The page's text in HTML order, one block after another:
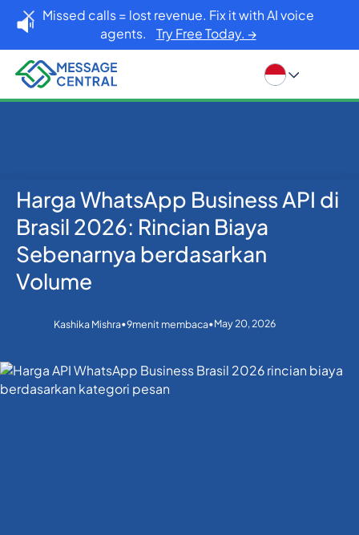
Missed calls = lost revenue. Fix it with AI voice
agents. Try Free Today. →
Rumah Blog
Whatsapp
Harga WhatsApp Business API di Brasil 2026: Rincian
Biaya Sebenarnya berdasarkan Volume
Harga WhatsApp Business API di
Brasil 2026: Rincian Biaya
Sebenarnya berdasarkan
Volume
Kashika Mishra•9menit membaca•May 20, 2026